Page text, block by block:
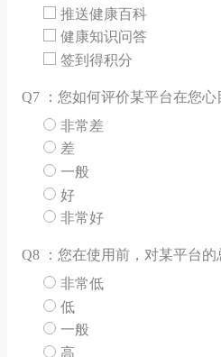
推送健康百科
健康知识问答
签到得积分
Q7 ：您如何评价某平台在您心
非常差
差
一般
好
非常好
Q8 ：您在使用前，对某平台的
非常低
低
一般
高